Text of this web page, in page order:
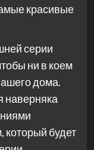
красивые
серии
ни в коем
дома.
наверняка
будет